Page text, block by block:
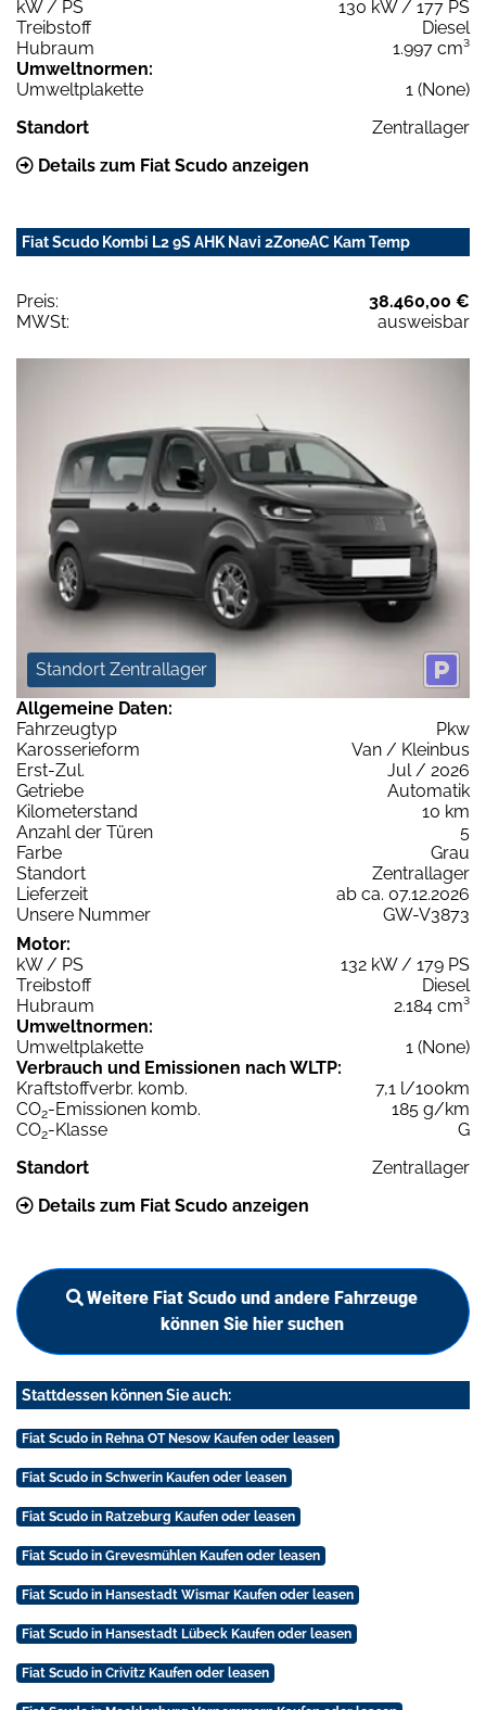
kW / PS
130 kW / 177 PS
Treibstoff
Diesel
Hubraum
1.997 cm³
Umweltnormen:
Umweltplakette
1 (None)
Standort
Zentrallager
Details zum Fiat Scudo anzeigen
Fiat Scudo Kombi L2 9S AHK Navi 2ZoneAC Kam Temp
Preis:
38.460,00 €
MWSt:
ausweisbar
Standort Zentrallager
Allgemeine Daten:
Fahrzeugtyp
Pkw
Karosserieform
Van / Kleinbus
Erst-Zul.
Jul / 2026
Getriebe
Automatik
Kilometerstand
10 km
Anzahl der Türen
5
Farbe
Grau
Standort
Zentrallager
Lieferzeit
ab ca. 07.12.2026
Unsere Nummer
GW-V3873
Motor:
kW / PS
132 kW / 179 PS
Treibstoff
Diesel
Hubraum
2.184 cm³
Umweltnormen:
Umweltplakette
1 (None)
Verbrauch und Emissionen nach WLTP:
Kraftstoffverbr. komb.
7,1 l/100km
CO2-Emissionen komb.
185 g/km
CO2-Klasse
G
Standort
Zentrallager
Details zum Fiat Scudo anzeigen
Weitere Fiat Scudo und andere Fahrzeuge
können Sie hier suchen
Stattdessen können Sie auch:
Fiat Scudo in Rehna OT Nesow Kaufen oder leasen
Fiat Scudo in Schwerin Kaufen oder leasen
Fiat Scudo in Ratzeburg Kaufen oder leasen
Fiat Scudo in Grevesmühlen Kaufen oder leasen
Fiat Scudo in Hansestadt Wismar Kaufen oder leasen
Fiat Scudo in Hansestadt Lübeck Kaufen oder leasen
Fiat Scudo in Crivitz Kaufen oder leasen